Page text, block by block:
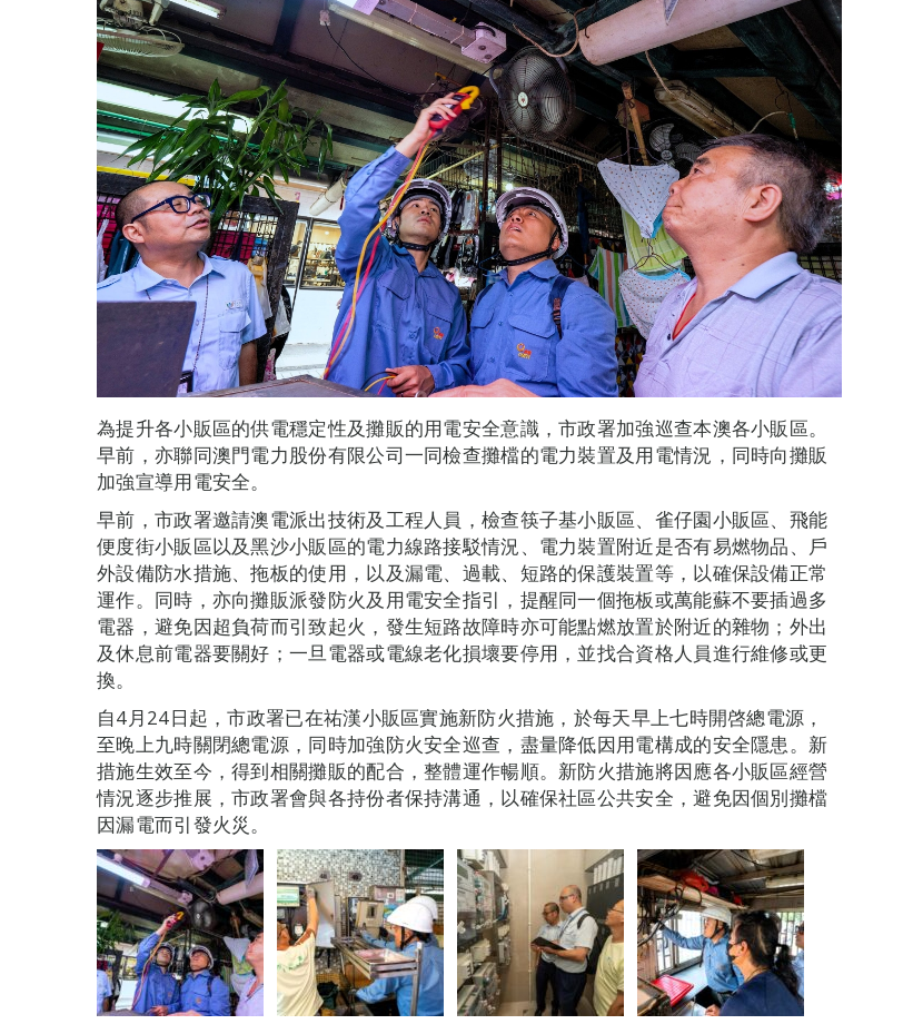
為提升各小販區的供電穩定性及攤販的用電安全意識，市政署加強巡查本澳各小販區。
早前，亦聯同澳門電力股份有限公司一同檢查攤檔的電力裝置及用電情況，同時向攤販
加強宣導用電安全。
早前，市政署邀請澳電派出技術及工程人員，檢查筷子基小販區、雀仔園小販區、飛能
便度街小販區以及黑沙小販區的電力線路接駁情況、電力裝置附近是否有易燃物品、戶
外設備防水措施、拖板的使用，以及漏電、過載、短路的保護裝置等，以確保設備正常
運作。同時，亦向攤販派發防火及用電安全指引，提醒同一個拖板或萬能蘇不要插過多
電器，避免因超負荷而引致起火，發生短路故障時亦可能點燃放置於附近的雜物；外出
及休息前電器要關好；一旦電器或電線老化損壞要停用，並找合資格人員進行維修或更
換。
自4月24日起，市政署已在祐漢小販區實施新防火措施，於每天早上七時開啓總電源，
至晚上九時關閉總電源，同時加強防火安全巡查，盡量降低因用電構成的安全隱患。新
措施生效至今，得到相關攤販的配合，整體運作暢順。新防火措施將因應各小販區經營
情況逐步推展，市政署會與各持份者保持溝通，以確保社區公共安全，避免因個別攤檔
因漏電而引發火災。